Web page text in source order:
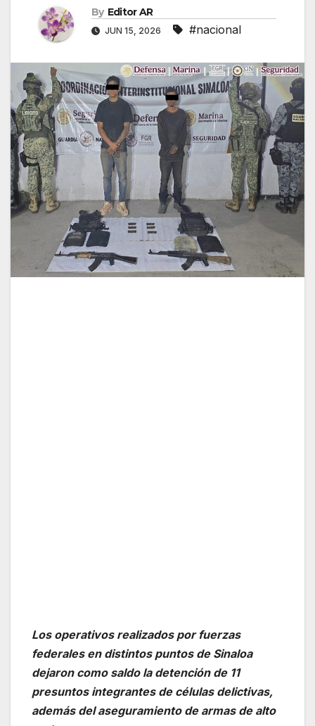
By Editor AR
JUN 15, 2026 #nacional
Los operativos realizados por fuerzas
federales en distintos puntos de Sinaloa
dejaron como saldo la detención de 11
presuntos integrantes de células delictivas,
además del aseguramiento de armas de alto